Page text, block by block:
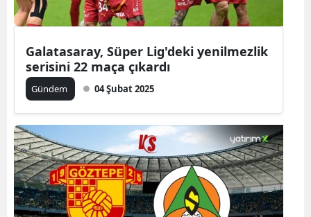
Galatasaray, Süper Lig'deki yenilmezlik
serisini 22 maça çıkardı
Gündem 04 Şubat 2025